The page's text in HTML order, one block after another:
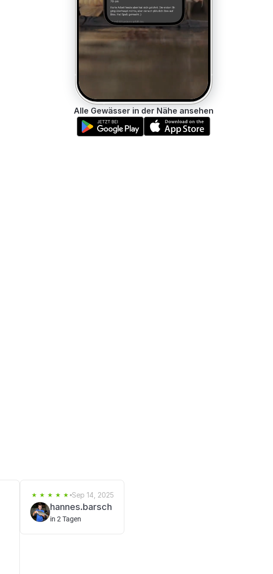
Alle Gewässer in der Nähe ansehen
Sep 14, 2025
hannes.barsch
in 2 Tagen